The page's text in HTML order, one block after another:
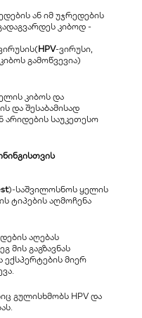
ან იმ უჯრედების
კიბოდ -
HPV-ვირუსი,
გამოწვევია)
კიბოს და
და შესაბამისად
საუკეთესო
)-საშვილოსნოს ყელის
ტიპების აღმოჩენა
აღებას
მის გაგზავნას
მიერ
გულისხმობს HPV და